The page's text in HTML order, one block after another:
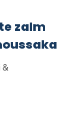
zalm
&